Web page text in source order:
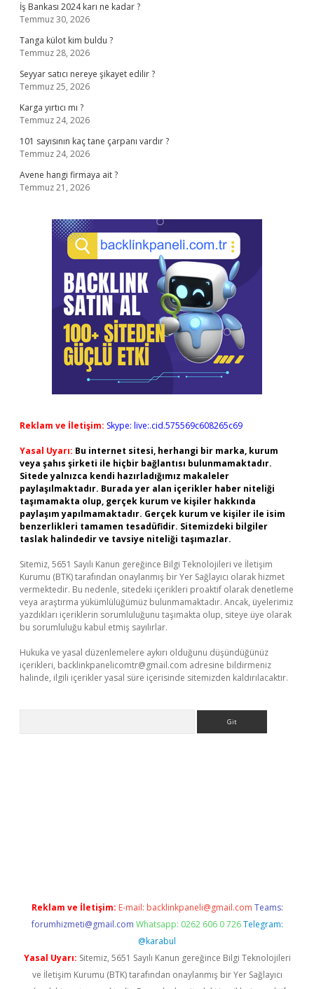
İş Bankası 2024 karı ne kadar ?
Temmuz 30, 2026
Tanga külot kim buldu ?
Temmuz 28, 2026
Seyyar satıcı nereye şikayet edilir ?
Temmuz 25, 2026
Karga yırtıcı mı ?
Temmuz 24, 2026
101 sayısının kaç tane çarpanı vardır ?
Temmuz 24, 2026
Avene hangi firmaya ait ?
Temmuz 21, 2026
Reklam ve İletişim: Skype: live:.cid.575569c608265c69
Yasal Uyarı: Bu internet sitesi, herhangi bir marka, kurum
veya şahıs şirketi ile hiçbir bağlantısı bulunmamaktadır.
Sitede yalnızca kendi hazırladığımız makaleler
paylaşılmaktadır. Burada yer alan içerikler haber niteliği
taşımamakta olup, gerçek kurum ve kişiler hakkında
paylaşım yapılmamaktadır. Gerçek kurum ve kişiler ile isim
benzerlikleri tamamen tesadüfidir. Sitemizdeki bilgiler
taslak halindedir ve tavsiye niteliği taşımazlar.
Sitemiz, 5651 Sayılı Kanun gereğince Bilgi Teknolojileri ve İletişim
Kurumu (BTK) tarafından onaylanmış bir Yer Sağlayıcı olarak hizmet
vermektedir. Bu nedenle, sitedeki içerikleri proaktif olarak denetleme
veya araştırma yükümlülüğümüz bulunmamaktadır. Ancak, üyelerimiz
yazdıkları içeriklerin sorumluluğunu taşımakta olup, siteye üye olarak
bu sorumluluğu kabul etmiş sayılırlar.
Hukuka ve yasal düzenlemelere aykırı olduğunu düşündüğünüz
içerikleri, backlinkpanelicomtr@gmail.com adresine bildirmeniz
halinde, ilgili içerikler yasal süre içerisinde sitemizden kaldırılacaktır.
Reklam ve İletişim: E-mail: backlinkpaneli@gmail.com Teams:
forumhizmeti@gmail.com Whatsapp: 0262 606 0 726 Telegram:
@karabul
Yasal Uyarı: Sitemiz, 5651 Sayılı Kanun gereğince Bilgi Teknolojileri
ve İletişim Kurumu (BTK) tarafından onaylanmış bir Yer Sağlayıcı